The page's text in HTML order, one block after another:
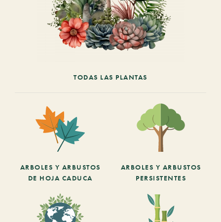
TODAS LAS PLANTAS
ARBOLES Y ARBUSTOS
DE HOJA CADUCA
ARBOLES Y ARBUSTOS
PERSISTENTES